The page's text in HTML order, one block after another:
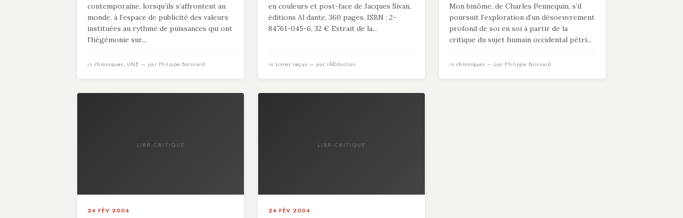
contemporaine, lorsqu’ils s’affrontent au
monde, à l’espace de publicité des valeurs
instituées au rythme de puissances qui ont
l’hégémonie sur...
in chroniques, UNE — par Philippe Boisnard
en couleurs et post-face de Jacques Sivan,
éditions Al dante, 360 pages, ISBN : 2-
84761-045-6, 32 € Extrait de la...
in Livres reçus — par rÃ©daction
Mon binôme, de Charles Pennequin, s’il
poursuit l’exploration d’un désoeuvrement
profond de soi en soi à partir de la
critique du sujet humain occidental pétri...
in chroniques — par Philippe Boisnard
LIBR-CRITIQUE
24 FÉV 2004
LIBR-CRITIQUE
24 FÉV 2004